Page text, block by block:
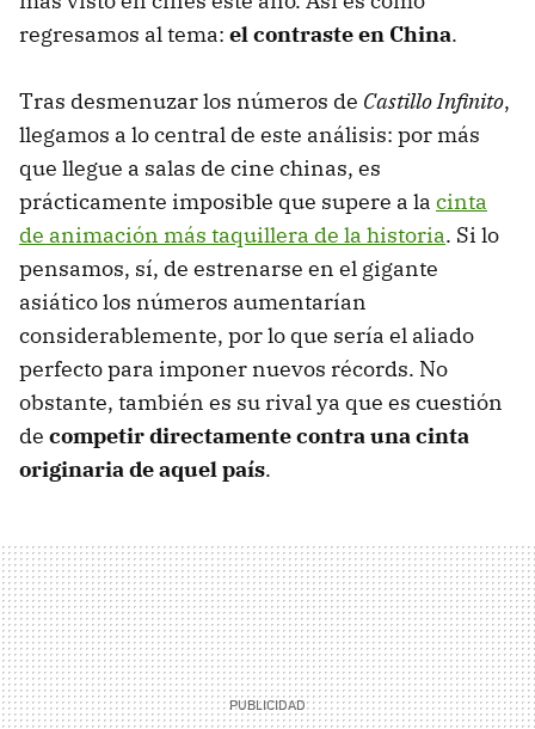
regresamos al tema: el contraste en China.
Tras desmenuzar los números de Castillo Infinito,
llegamos a lo central de este análisis: por más
que llegue a salas de cine chinas, es
prácticamente imposible que supere a la cinta
de animación más taquillera de la historia. Si lo
pensamos, sí, de estrenarse en el gigante
asiático los números aumentarían
considerablemente, por lo que sería el aliado
perfecto para imponer nuevos récords. No
obstante, también es su rival ya que es cuestión
de competir directamente contra una cinta
originaria de aquel país.